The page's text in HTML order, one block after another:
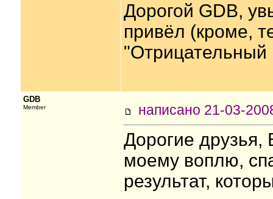
Дорогой GDB,
привёл (кроме,
"Отрицательный
GDB
Member написано 21-03-
Дорогие
моему воплю,
результат,